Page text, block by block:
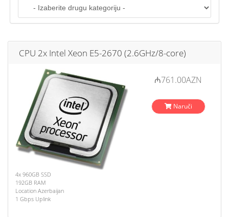
CPU 2x Intel Xeon E5-2670 (2.6GHz/8-core)
4x 960GB SSD
192GB RAM
Location Azerbaijan
1 Gbps Uplink
₼761.00AZN
Naruči